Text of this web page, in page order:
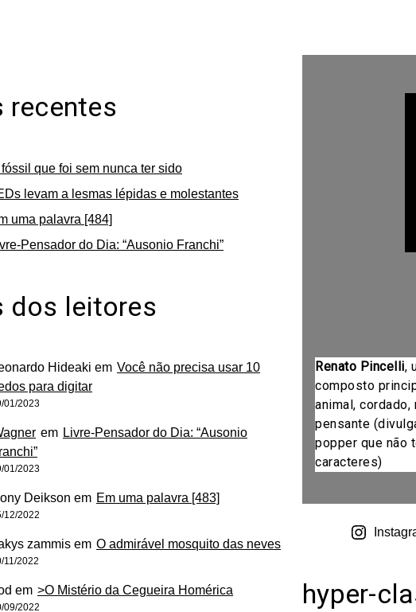
recentes
que foi sem nunca ter sido
levam a lesmas lépidas e molestantes
uma palavra [484]
Pensador do Dia: “Ausonio Franchi”
dos leitores
Hideaki em Você não precisa usar 10
para digitar
01/2023
em Livre-Pensador do Dia: “Ausonio
01/2023
Deikson em Em uma palavra [483]
12/2022
zammis em O admirável mosquito das neves
11/2022
em >O Mistério da Cegueira Homérica
09/2022
Renato Pincelli,
composto
animal,
pensante
popper que não
caracteres)
hyper-